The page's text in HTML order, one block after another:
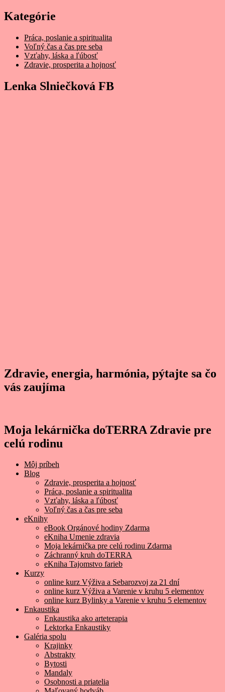
Kategórie
Práca, poslanie a spiritualita
Voľný čas a čas pre seba
Vzťahy, láska a ľúbosť
Zdravie, prosperita a hojnosť
Lenka Slniečková FB
Zdravie, energia, harmónia, pýtajte sa čo
vás zaujíma
Moja lekárnička doTERRA Zdravie pre
celú rodinu
Môj príbeh
Blog
Zdravie, prosperita a hojnosť
Práca, poslanie a spiritualita
Vzťahy, láska a ľúbosť
Voľný čas a čas pre seba
eKnihy
eBook Orgánové hodiny Zdarma
eKniha Umenie zdravia
Moja lekárnička pre celú rodinu Zdarma
Záchranný kruh doTERRA
eKniha Tajomstvo farieb
Kurzy
online kurz Výživa a Sebarozvoj za 21 dní
online kurz Výživa a Varenie v kruhu 5 elementov
online kurz Bylinky a Varenie v kruhu 5 elementov
Enkaustika
Enkaustika ako arteterapia
Lektorka Enkaustiky
Galéria spolu
Krajinky
Abstrakty
Bytosti
Mandaly
Osobnosti a priatelia